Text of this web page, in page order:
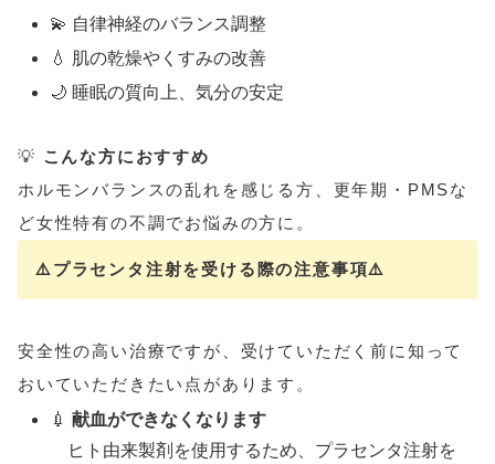
💫 自律神経のバランス調整
💧 肌の乾燥やくすみの改善
🌙 睡眠の質向上、気分の安定
💡 こんな方におすすめ
ホルモンバランスの乱れを感じる方、更年期・PMSな
ど女性特有の不調でお悩みの方に。
⚠️プラセンタ注射を受ける際の注意事項⚠️
安全性の高い治療ですが、受けていただく前に知って
おいていただきたい点があります。
💉献血ができなくなります
ヒト由来製剤を使用するため、プラセンタ注射を